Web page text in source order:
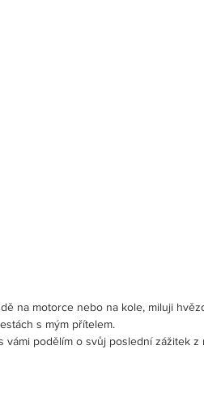
na motorce nebo na kole, miluji
s mým přítelem.
vámi podělím o svůj poslední zážitek z